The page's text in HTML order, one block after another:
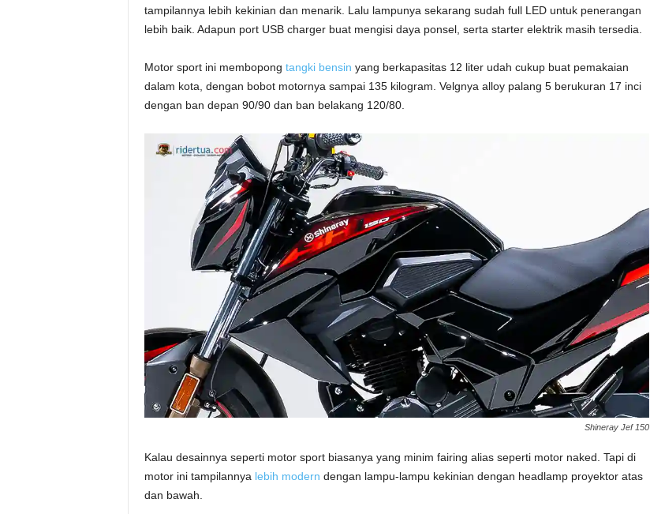
tampilannya lebih kekinian dan menarik. Lalu lampunya sekarang sudah full LED untuk penerangan
lebih baik. Adapun port USB charger buat mengisi daya ponsel, serta starter elektrik masih tersedia.
Motor sport ini membopong tangki bensin yang berkapasitas 12 liter udah cukup buat pemakaian
dalam kota, dengan bobot motornya sampai 135 kilogram. Velgnya alloy palang 5 berukuran 17 inci
dengan ban depan 90/90 dan ban belakang 120/80.
Shineray Jef 150
Kalau desainnya seperti motor sport biasanya yang minim fairing alias seperti motor naked. Tapi di
motor ini tampilannya lebih modern dengan lampu-lampu kekinian dengan headlamp proyektor atas
dan bawah.